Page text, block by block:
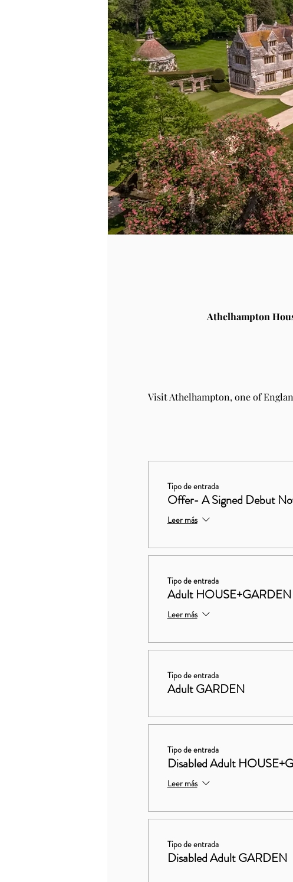
Athelhampton
Visit Athelhampton, one of
Tipo de entrada
Offer- A Signed Debut
Leer más
Tipo de entrada
Adult HOUSE+GARDEN
Leer más
Tipo de entrada
Adult GARDEN
Tipo de entrada
Disabled Adult
Leer más
Tipo de entrada
Disabled Adult GARDEN